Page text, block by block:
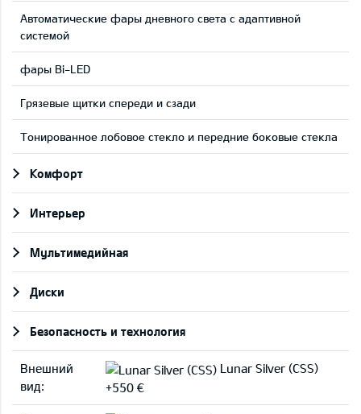
Автоматические фары дневного света с адаптивной
системой
фары Bi-LED
Грязевые щитки спереди и сзади
Тонированное лобовое стекло и передние боковые стекла
Комфорт
Интерьер
Мультимедийная
Диски
Безопасность и технология
Внешний
вид:
Lunar Silver (CSS)
+550 €